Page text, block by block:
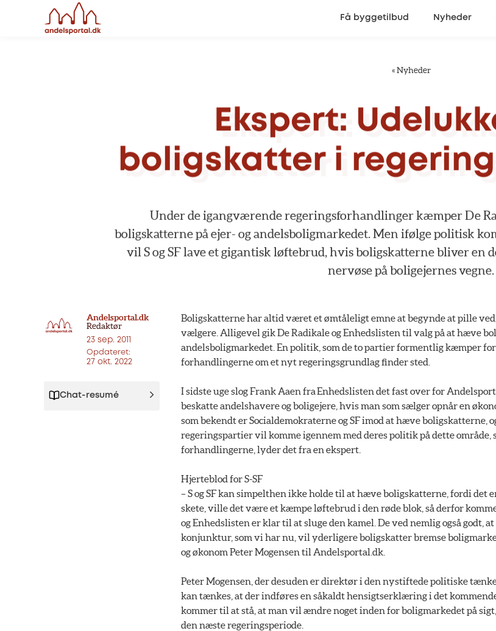
Få byggetilbud Nyheder
« Nyheder
Ekspert:
boligskatter i
UnderdeigangværenderegeringsforhandlingerkæmperDe
boligskatterne på ejer- og andelsboligmarkedet. Men ifølge politisk
vil SogSFlaveetgigantisk løftebrud,hvisboligskatternebliveren
nervøse på boligejernes vegne.
Andelsportal.dk
Redaktør
23 sep. 2011
Opdateret:
27 okt. 2022
Chat-resumé
Boligskatterne har altid været et ømtåleligt emne at begynde at pille
vælgere. Alligevel gik De Radikale og Enhedslisten til valg på at hæve
andelsboligmarkedet. En politik, som de to partier formentlig kæmper for
forhandlingerne om et nyt regeringsgrundlag finder sted.
I sidste uge slog Frank Aaen fra Enhedslisten det fast over for
beskatte andelshavere og boligejere, hvis man som sælger opnår en
som bekendt er Socialdemokraterne og SF imod at hæve boligskatterne,
regeringspartier vil komme igennem med deres politik på dette
forhandlingerne, lyder det fra en ekspert.
Hjerteblod for S-SF
– S og SF kan simpelthen ikke holde til at hæve boligskatterne, fordi det
skete, ville det være et kæmpe løftebrud i den røde blok, så derfor
og Enhedslisten er klar til at sluge den kamel. De ved nemlig også godt,
konjunktur, som vi har nu, vil yderligere boligskatter bremse
og økonom Peter Mogensen til Andelsportal.dk.
Peter Mogensen, der desuden er direktør i den nystiftede politiske
kan tænkes, at der indføres en såkaldt hensigtserklæring i det
kommer til at stå, at man vil ændre noget inden for boligmarkedet på
den næste regeringsperiode.